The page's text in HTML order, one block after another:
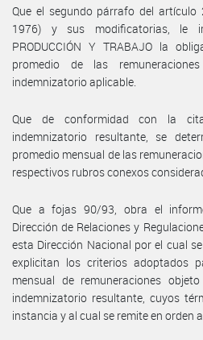
Que el segundo párrafo del artículo
1976) y sus modificatorias, le
PRODUCCIÓN Y TRABAJO la
promedio de las
indemnizatorio aplicable.
Que de conformidad con la
indemnizatorio resultante, se
promedio mensual de las
respectivos rubros conexos
Que a fojas 90/93, obra el
Dirección de Relaciones y
esta Dirección Nacional por el cual
explicitan los criterios adoptados
mensual de remuneraciones
indemnizatorio resultante, cuyos
instancia y al cual se remite en orden